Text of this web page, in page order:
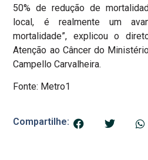
50% de redução de
local, é realmente um
mortalidade”, explicou o
Atenção ao Câncer do
Campello Carvalheira.
Fonte: Metro1
Compartilhe: